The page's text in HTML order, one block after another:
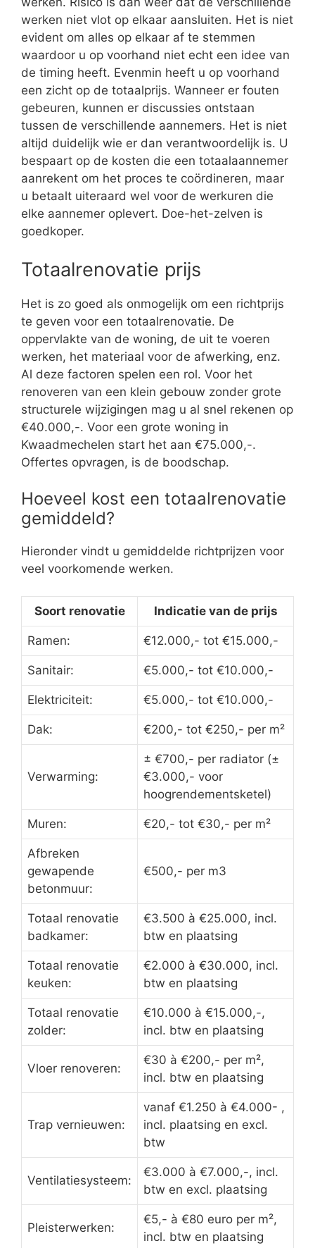
werken niet vlot op elkaar aansluiten. Het is niet
evident om alles op elkaar af te stemmen
waardoor u op voorhand niet echt een idee van
de timing heeft. Evenmin heeft u op voorhand
een zicht op de totaalprijs. Wanneer er fouten
gebeuren, kunnen er discussies ontstaan
tussen de verschillende aannemers. Het is niet
altijd duidelijk wie er dan verantwoordelijk is. U
bespaart op de kosten die een totaalaannemer
aanrekent om het proces te coördineren, maar
u betaalt uiteraard wel voor de werkuren die
elke aannemer oplevert. Doe-het-zelven is
goedkoper.
Totaalrenovatie prijs
Het is zo goed als onmogelijk om een richtprijs
te geven voor een totaalrenovatie. De
oppervlakte van de woning, de uit te voeren
werken, het materiaal voor de afwerking, enz.
Al deze factoren spelen een rol. Voor het
renoveren van een klein gebouw zonder grote
structurele wijzigingen mag u al snel rekenen op
€40.000,-. Voor een grote woning in
Kwaadmechelen start het aan €75.000,-.
Offertes opvragen, is de boodschap.
Hoeveel kost een totaalrenovatie
gemiddeld?
Hieronder vindt u gemiddelde richtprijzen voor
veel voorkomende werken.
Soort renovatie Indicatie van de prijs
Ramen: €12.000,- tot €15.000,-
Sanitair: €5.000,- tot €10.000,-
Elektriciteit: €5.000,- tot €10.000,-
Dak: €200,- tot €250,- per m²
Verwarming:
± €700,- per radiator (±
€3.000,- voor
hoogrendementsketel)
Muren: €20,- tot €30,- per m²
Afbreken
gewapende
betonmuur:
€500,- per m3
Totaal renovatie
badkamer:
€3.500 à €25.000, incl.
btw en plaatsing
Totaal renovatie
keuken:
€2.000 à €30.000, incl.
btw en plaatsing
Totaal renovatie
zolder:
€10.000 à €15.000,-,
incl. btw en plaatsing
Vloer renoveren:
€30 à €200,- per m²,
incl. btw en plaatsing
Trap vernieuwen:
vanaf €1.250 à €4.000- ,
incl. plaatsing en excl.
btw
Ventilatiesysteem:
€3.000 à €7.000,-, incl.
btw en excl. plaatsing
Pleisterwerken:
€5,- à €80 euro per m²,
incl. btw en plaatsing